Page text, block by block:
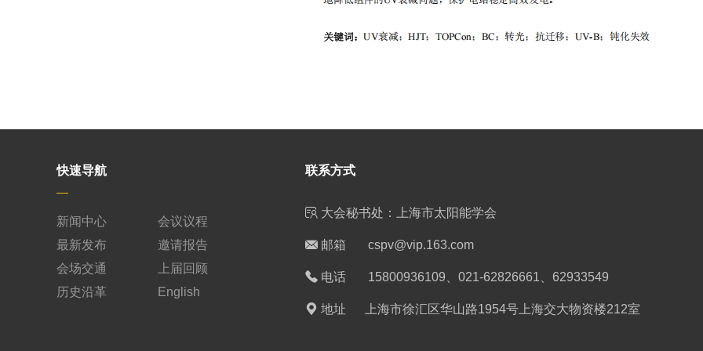
快速导航
新闻中心
会议议程
最新发布
邀请报告
会场交通
上届回顾
历史沿革
English
联系方式
大会秘书处：上海市太阳能学会
邮箱 cspv@vip.163.com
电话 15800936109、021-62826661、62933549
地址 上海市徐汇区华山路1954号上海交大物资楼212室